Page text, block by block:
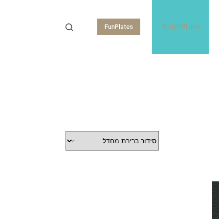
RollerPlates
FunPlates
Shopping